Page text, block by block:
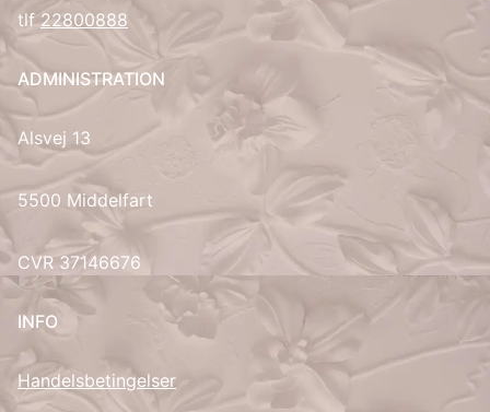
tlf22800888
ADMINISTRATION
Alsvej 13
5500 Middelfart
CVR 37146676
INFO
Handelsbetingelser